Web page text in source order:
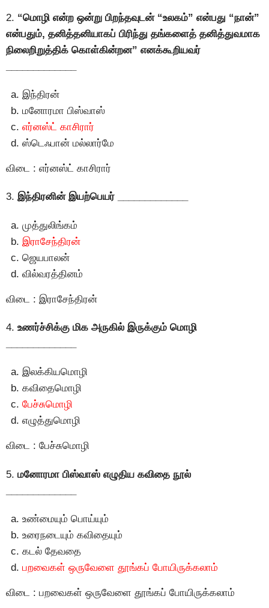
2. “மொழி என்ற ஒன்று பிறந்தவுடன் “உலகம்” என்பது “நான்”
என்பதும், தனித்தனியாகப் பிரிந்து தங்களைத் தனித்துவமாக
நிலைறிறுத்திக் கொள்கின்றன” எனக்கூறியவர்
இந்திரன்
மனோரமா பிஸ்வாஸ்
எர்னஸ்ட் காசிரார்
ஸ்டெஃபான் மல்லார்மே
விடை : எர்னஸ்ட் காசிரார்
3. இந்திரனின் இயற்பெயர் _____________
முத்துலிங்கம்
இராசேந்திரன்
ஜெயபாலன்
வில்வரத்தினம்
விடை : இராசேந்திரன்
4. உணர்ச்சிக்கு மிக அருகில் இருக்கும் மொழி
இலக்கியமொழி
கவிதைமொழி
பேச்சுமொழி
எழுத்துமொழி
விடை : பேச்சுமொழி
5. மனோரமா பிஸ்வாஸ் எழுதிய கவிதை நூல்
உண்மையும் பொய்யும்
உரைநடையும் கவிதையும்
கடல் தேவதை
பறவைகள் ஒருவேளை தூங்கப் போயிருக்கலாம்
விடை : பறவைகள் ஒருவேளை தூங்கப் போயிருக்கலாம்